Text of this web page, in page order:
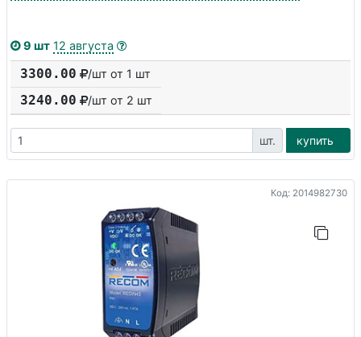
9 шт 12 августа
3300.00 /шт от 1 шт
3240.00 /шт от 2 шт
шт. купить
Код: 2014982730